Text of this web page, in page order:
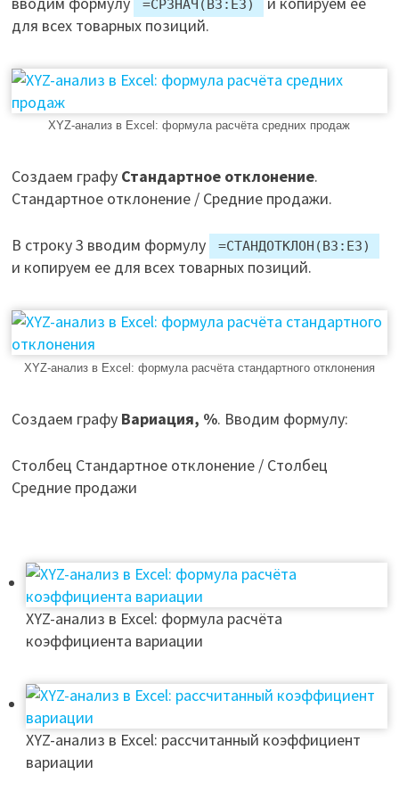
=СРЗНАЧ(B3:E3)
для всех товарных позиций.
XYZ-анализ в Excel: формула расчёта средних продаж
Создаем графу Стандартное отклонение.
Стандартное отклонение / Средние продажи.
В строку 3 вводим формулу =СТАНДОТКЛОН(B3:E3)
и копируем ее для всех товарных позиций.
XYZ-анализ в Excel: формула расчёта стандартного отклонения
Создаем графу Вариация, %. Вводим формулу:
Столбец Стандартное отклонение / Столбец
Средние продажи
XYZ-анализ в Excel: формула расчёта
коэффициента вариации
XYZ-анализ в Excel: рассчитанный коэффициент
вариации